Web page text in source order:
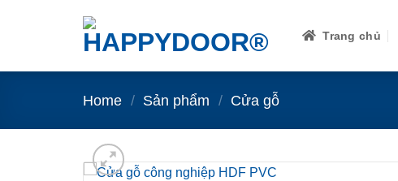
Trang chủ
Home / Sản phẩm / Cửa gỗ